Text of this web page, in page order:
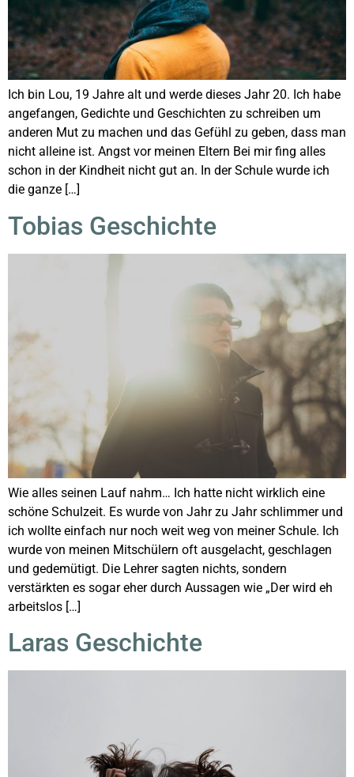
Ich bin Lou, 19 Jahre alt und werde dieses Jahr 20. Ich habe
angefangen, Gedichte und Geschichten zu schreiben um
anderen Mut zu machen und das Gefühl zu geben, dass man
nicht alleine ist. Angst vor meinen Eltern Bei mir fing alles
schon in der Kindheit nicht gut an. In der Schule wurde ich
die ganze […]
Tobias Geschichte
Wie alles seinen Lauf nahm… Ich hatte nicht wirklich eine
schöne Schulzeit. Es wurde von Jahr zu Jahr schlimmer und
ich wollte einfach nur noch weit weg von meiner Schule. Ich
wurde von meinen Mitschülern oft ausgelacht, geschlagen
und gedemütigt. Die Lehrer sagten nichts, sondern
verstärkten es sogar eher durch Aussagen wie „Der wird eh
arbeitslos […]
Laras Geschichte